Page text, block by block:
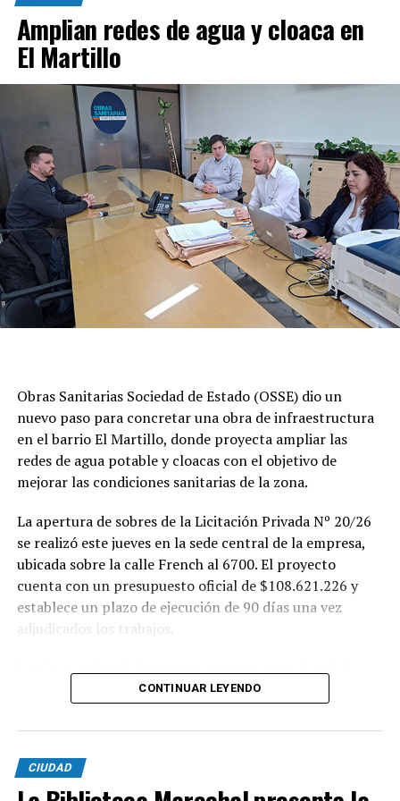
Amplian redes de agua y cloaca en
El Martillo
Obras Sanitarias Sociedad de Estado (OSSE) dio un
nuevo paso para concretar una obra de infraestructura
en el barrio El Martillo, donde proyecta ampliar las
redes de agua potable y cloacas con el objetivo de
mejorar las condiciones sanitarias de la zona.
La apertura de sobres de la Licitación Privada Nº 20/26
se realizó este jueves en la sede central de la empresa,
ubicada sobre la calle French al 6700. El proyecto
cuenta con un presupuesto oficial de $108.621.226 y
establece un plazo de ejecución de 90 días una vez
adjudicados los trabajos.
agua potable incluyen la colocación de unos 355 metros
ejecución de 29 conexiones domiciliarias. Los trabajos se
desarrollarán en distintos sectores comprendidos por
las calles Pehuajó, Sicilia, Génova y Génova Bis.
CONTINUAR LEYENDO
CIUDAD